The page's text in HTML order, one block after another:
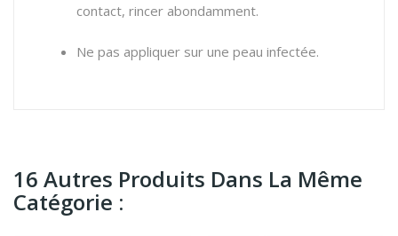
contact, rincer abondamment.
Ne pas appliquer sur une peau infectée.
16 Autres Produits Dans La Même
Catégorie :